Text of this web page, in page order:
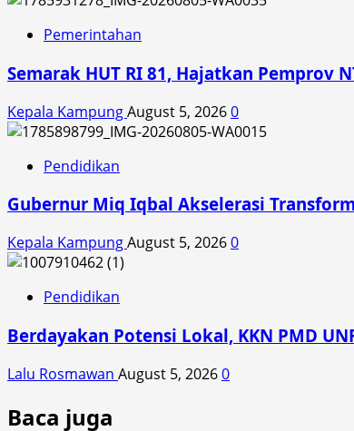
Pemerintahan
Semarak HUT RI 81, Hajatkan Pemprov
Kepala KampungAugust 5, 20260
Pendidikan
Gubernur Miq Iqbal Akselerasi
Kepala KampungAugust 5, 20260
Pendidikan
Berdayakan Potensi Lokal, KKN PMD
Lalu Rosmawan August 5, 20260
Baca juga